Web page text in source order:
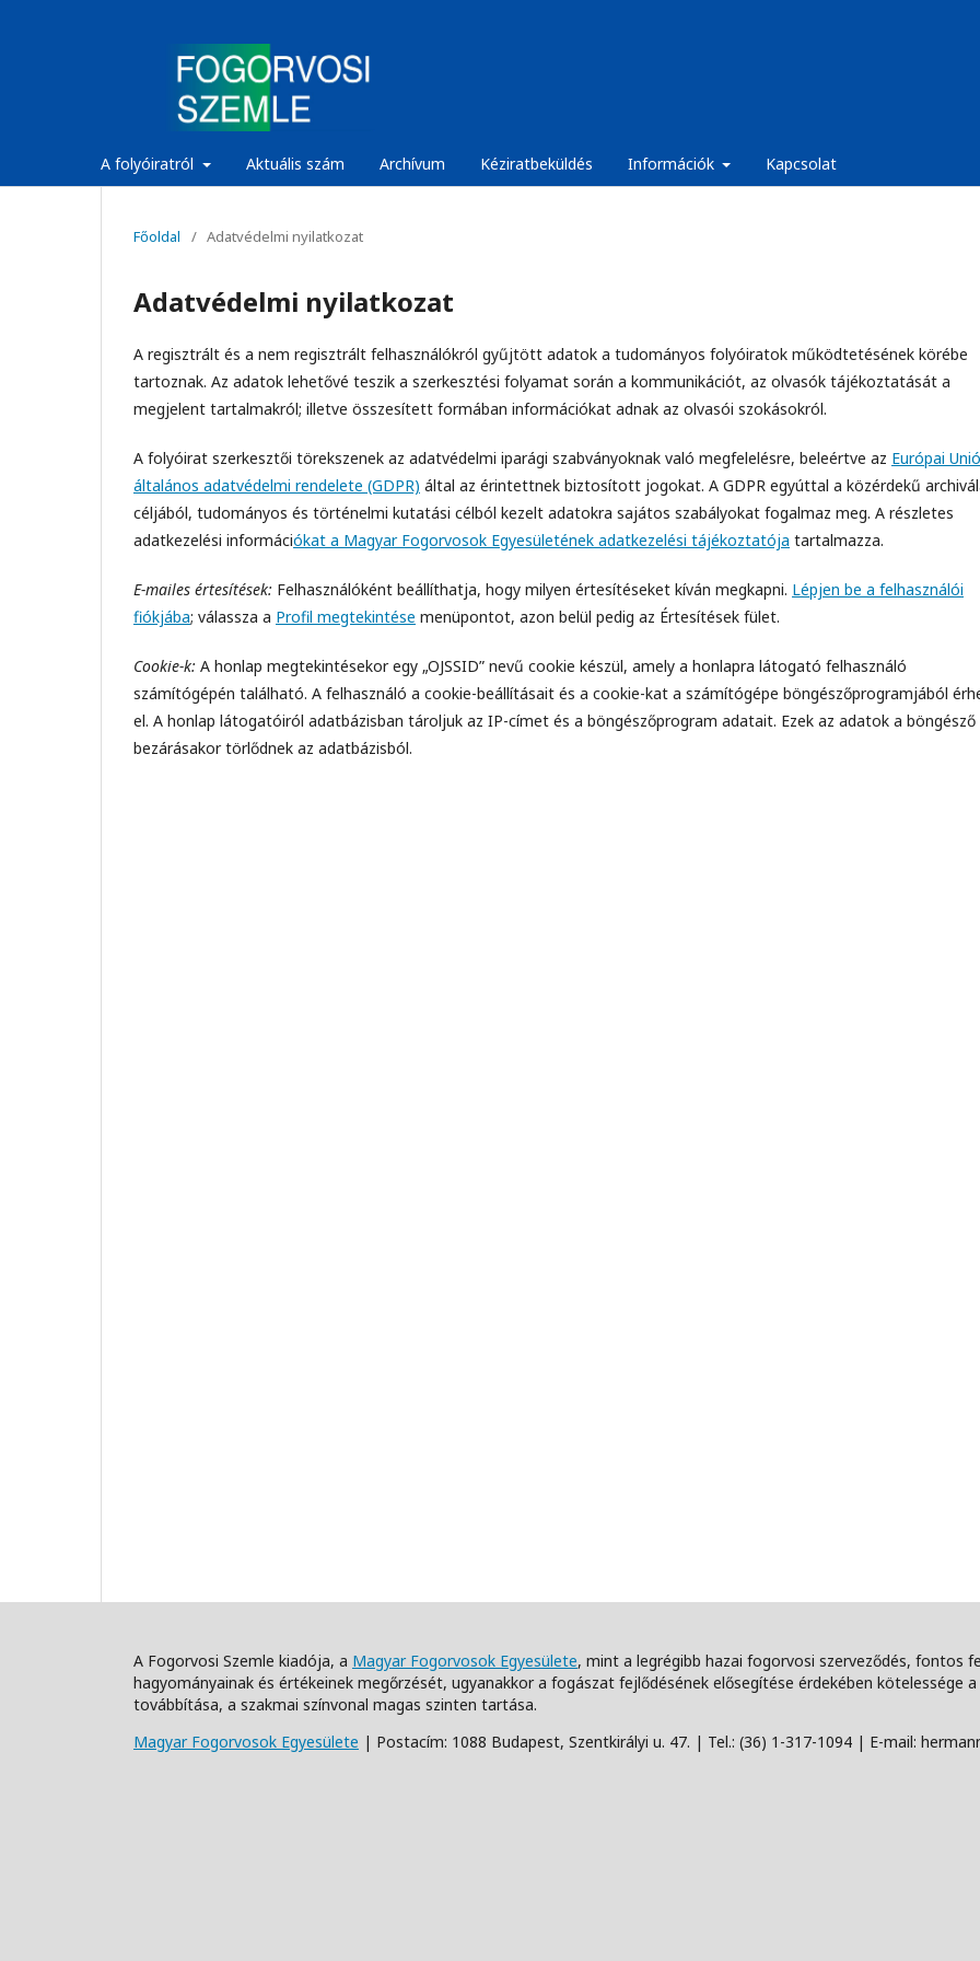
A folyóiratról Aktuális szám Archívum Kéziratbeküldés Információk Kapcsolat
Főoldal / Adatvédelmi nyilatkozat
Adatvédelmi nyilatkozat
A regisztrált és a nem regisztrált felhasználókról gyűjtött adatok a tudományos folyóiratok működtetésének körébe
tartoznak. Az adatok lehetővé teszik a szerkesztési folyamat során a kommunikációt, az olvasók tájékoztatását a
megjelent tartalmakról; illetve összesített formában információkat adnak az olvasói szokásokról.
A folyóirat szerkesztői törekszenek az adatvédelmi iparági szabványoknak való megfelelésre, beleértve az Európai Unió
általános adatvédelmi rendelete (GDPR) által az érintettnek biztosított jogokat. A GDPR egyúttal a közérdekű
céljából, tudományos és történelmi kutatási célból kezelt adatokra sajátos szabályokat fogalmaz meg. A részletes
adatkezelési információkat a Magyar Fogorvosok Egyesületének adatkezelési tájékoztatója tartalmazza.
E-mailes értesítések: Felhasználóként beállíthatja, hogy milyen értesítéseket kíván megkapni. Lépjen be a felhasználói
fiókjába; válassza a Profil megtekintése menüpontot, azon belül pedig az Értesítések fület.
Cookie-k: A honlap megtekintésekor egy „OJSSID” nevű cookie készül, amely a honlapra látogató felhasználó
számítógépén található. A felhasználó a cookie-beállításait és a cookie-kat a számítógépe böngészőprogramjából
el. A honlap látogatóiról adatbázisban tároljuk az IP-címet és a böngészőprogram adatait. Ezek az adatok a böngésző
bezárásakor törlődnek az adatbázisból.
A Fogorvosi Szemle kiadója, a Magyar Fogorvosok Egyesülete, mint a legrégibb hazai fogorvosi szerveződés, fontos
hagyományainak és értékeinek megőrzését, ugyanakkor a fogászat fejlődésének elősegítése érdekében kötelessége
továbbítása, a szakmai színvonal magas szinten tartása.
Magyar Fogorvosok Egyesülete | Postacím: 1088 Budapest, Szentkirályi u. 47. | Tel.: (36) 1-317-1094 | E-mail: